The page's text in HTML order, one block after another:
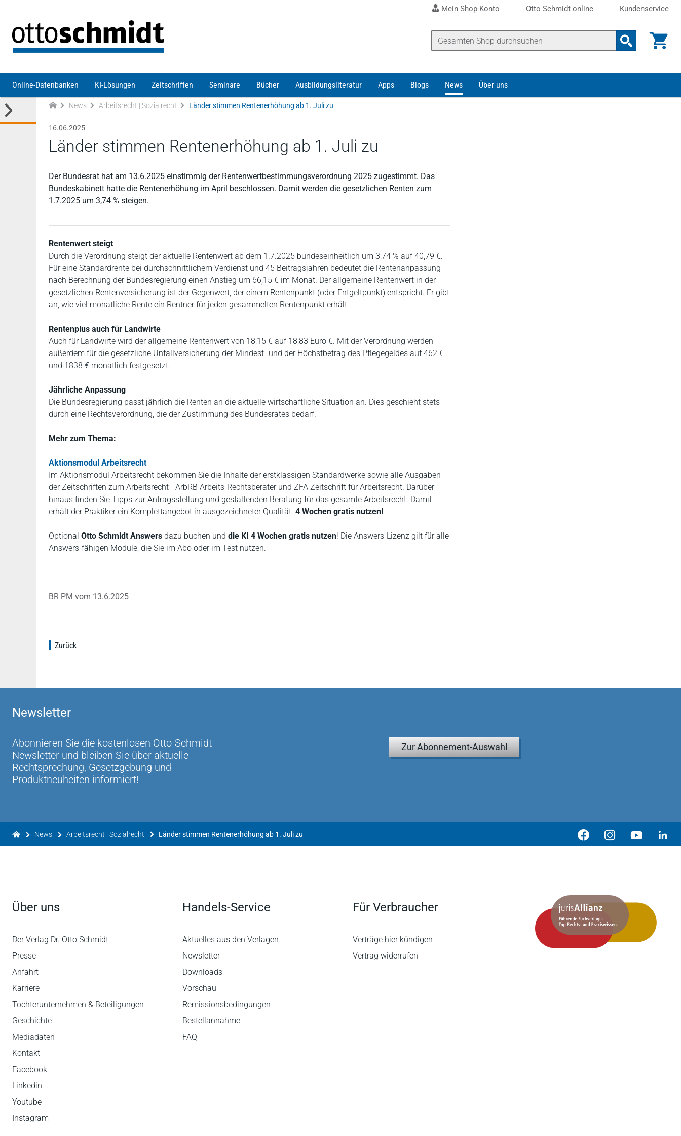
Mein Shop-Konto Otto Schmidt online Kundenservice
Online-Datenbanken KI-Lösungen Zeitschriften Seminare Bücher Ausbildungsliteratur Apps Blogs News Über uns
News Arbeitsrecht | Sozialrecht Länder stimmen Rentenerhöhung ab 1. Juli zu
16.06.2025
Länder stimmen Rentenerhöhung ab 1. Juli zu
Der Bundesrat hat am 13.6.2025 einstimmig der Rentenwertbestimmungsverordnung 2025 zugestimmt. Das
Bundeskabinett hatte die Rentenerhöhung im April beschlossen. Damit werden die gesetzlichen Renten zum
1.7.2025 um 3,74 % steigen.
Rentenwert steigt
Durch die Verordnung steigt der aktuelle Rentenwert ab dem 1.7.2025 bundeseinheitlich um 3,74 % auf 40,79 €.
Für eine Standardrente bei durchschnittlichem Verdienst und 45 Beitragsjahren bedeutet die Rentenanpassung
nach Berechnung der Bundesregierung einen Anstieg um 66,15 € im Monat. Der allgemeine Rentenwert in der
gesetzlichen Rentenversicherung ist der Gegenwert, der einem Rentenpunkt (oder Entgeltpunkt) entspricht. Er gibt
an, wie viel monatliche Rente ein Rentner für jeden gesammelten Rentenpunkt erhält.
Rentenplus auch für Landwirte
Auch für Landwirte wird der allgemeine Rentenwert von 18,15 € auf 18,83 Euro €. Mit der Verordnung werden
außerdem für die gesetzliche Unfallversicherung der Mindest- und der Höchstbetrag des Pflegegeldes auf 462 €
und 1838 € monatlich festgesetzt.
Jährliche Anpassung
Die Bundesregierung passt jährlich die Renten an die aktuelle wirtschaftliche Situation an. Dies geschieht stets
durch eine Rechtsverordnung, die der Zustimmung des Bundesrates bedarf.
Mehr zum Thema:
Aktionsmodul Arbeitsrecht
Im Aktionsmodul Arbeitsrecht bekommen Sie die Inhalte der erstklassigen Standardwerke sowie alle Ausgaben
der Zeitschriften zum Arbeitsrecht - ArbRB Arbeits-Rechtsberater und ZFA Zeitschrift für Arbeitsrecht. Darüber
hinaus finden Sie Tipps zur Antragsstellung und gestaltenden Beratung für das gesamte Arbeitsrecht. Damit
erhält der Praktiker ein Komplettangebot in ausgezeichneter Qualität. 4 Wochen gratis nutzen!
Optional Otto Schmidt Answers dazu buchen und die KI 4 Wochen gratis nutzen! Die Answers-Lizenz gilt für alle
Answers-fähigen Module, die Sie im Abo oder im Test nutzen.
BR PM vom 13.6.2025
Zurück
Newsletter
Abonnieren Sie die kostenlosen Otto-Schmidt-
Newsletter und bleiben Sie über aktuelle
Rechtsprechung, Gesetzgebung und
Produktneuheiten informiert!
Zur Abonnement-Auswahl
News Arbeitsrecht | Sozialrecht Länder stimmen Rentenerhöhung ab 1. Juli zu
Über uns
Der Verlag Dr. Otto Schmidt
Presse
Anfahrt
Karriere
Tochterunternehmen & Beteiligungen
Geschichte
Mediadaten
Kontakt
Facebook
Linkedin
Youtube
Instagram
Handels-Service
Aktuelles aus den Verlagen
Newsletter
Downloads
Vorschau
Remissionsbedingungen
Bestellannahme
FAQ
Für Verbraucher
Verträge hier kündigen
Vertrag widerrufen